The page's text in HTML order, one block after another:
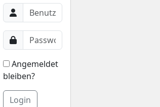
Angemeldet
bleiben?
Login